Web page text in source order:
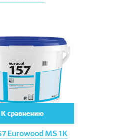
Eurowood MS 1К
К сравнению